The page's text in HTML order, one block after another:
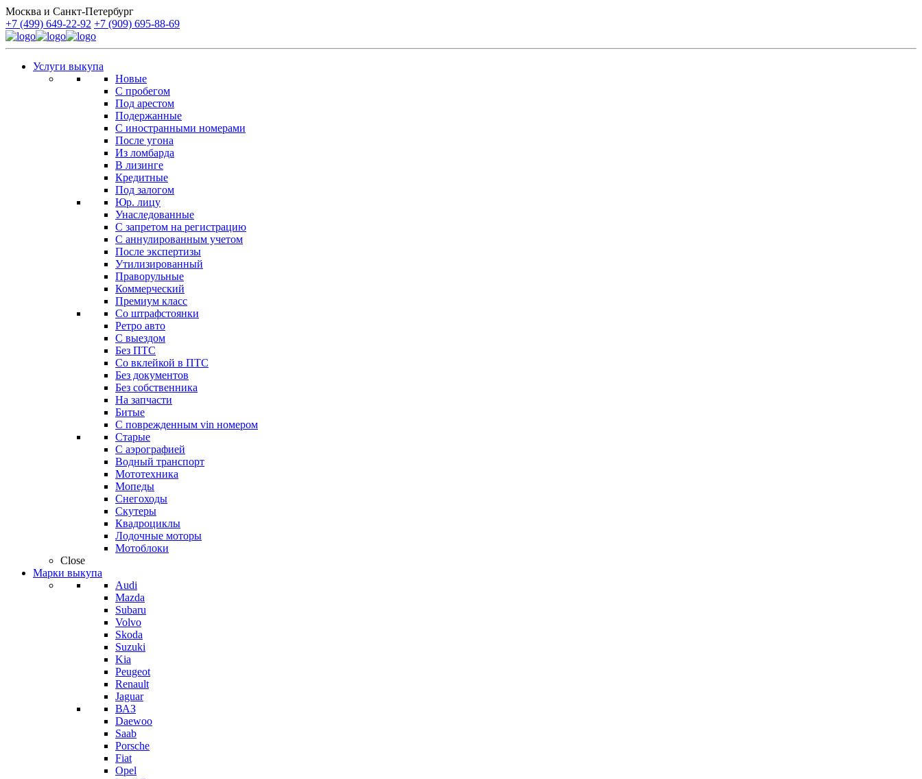
Москва и Санкт-Петербург
+7 (499) 649-22-92 +7 (909) 695-88-69
Услуги выкупа
Новые
С пробегом
Под арестом
Подержанные
С иностранными номерами
После угона
Из ломбарда
В лизинге
Кредитные
Под залогом
Юр. лицу
Унаследованные
С запретом на регистрацию
С аннулированным учетом
После экспертизы
Утилизированный
Праворульные
Коммерческий
Премиум класс
Со штрафстоянки
Ретро авто
С выездом
Без ПТС
Со вклейкой в ПТС
Без документов
Без собственника
На запчасти
Битые
С поврежденным vin номером
Старые
С аэрографией
Водный транспорт
Мототехника
Мопеды
Снегоходы
Скутеры
Квадроциклы
Лодочные моторы
Мотоблоки
Close
Марки выкупа
Audi
Mazda
Subaru
Volvo
Skoda
Suzuki
Kia
Peugeot
Renault
Jaguar
ВАЗ
Daewoo
Saab
Porsche
Fiat
Opel